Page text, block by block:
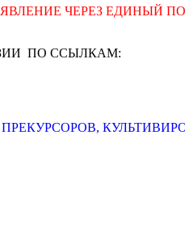
ЧЕРЕЗ ЕДИНЫЙ
ПО ССЫЛКАМ: